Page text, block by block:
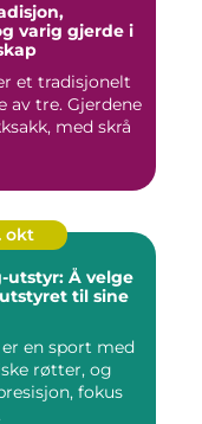
varig gjerde i
et tradisjonelt
av tre. Gjerdene
med skrå
okt
utstyr: Å velge
til sine
en sport med
røtter, og
fokus